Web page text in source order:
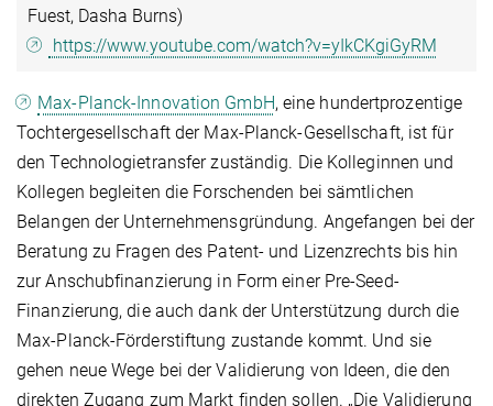
Fuest, Dasha Burns)
https://www.youtube.com/watch?v=yIkCKgiGyRM
Max-Planck-Innovation GmbH, eine hundertprozentige
Tochtergesellschaft der Max-Planck-Gesellschaft, ist für
den Technologietransfer zuständig. Die Kolleginnen und
Kollegen begleiten die Forschenden bei sämtlichen
Belangen der Unternehmensgründung. Angefangen bei der
Beratung zu Fragen des Patent- und Lizenzrechts bis hin
zur Anschubfinanzierung in Form einer Pre-Seed-
Finanzierung, die auch dank der Unterstützung durch die
Max-Planck-Förderstiftung zustande kommt. Und sie
gehen neue Wege bei der Validierung von Ideen, die den
direkten Zugang zum Markt finden sollen. „Die Validierung